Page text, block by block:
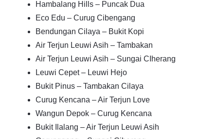
Hambalang Hills – Puncak Dua
Eco Edu – Curug Cibengang
Bendungan Cilaya – Bukit Kopi
Air Terjun Leuwi Asih – Tambakan
Air Terjun Leuwi Asih – Sungai CIherang
Leuwi Cepet – Leuwi Hejo
Bukit Pinus – Tambakan Cilaya
Curug Kencana – Air Terjun Love
Wangun Depok – Curug Kencana
Bukit Ilalang – Air Terjun Leuwi Asih